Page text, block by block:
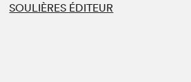
SOULIÈRES ÉDITEUR